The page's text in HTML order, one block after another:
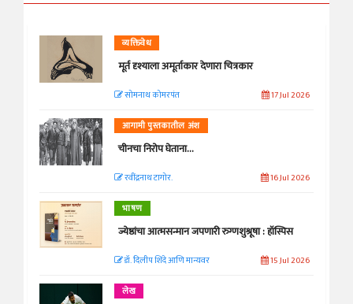
व्यक्तिवेध
मूर्त दृश्याला अमूर्ताकार देणारा चित्रकार
सोमनाथ कोमरपंत 17 Jul 2026
आगामी पुस्तकातील अंश
चीनचा निरोप घेताना...
रवींद्रनाथ टागोर. 16 Jul 2026
भाषण
ज्येष्ठांचा आत्मसन्मान जपणारी रुग्णशुश्रूषा : हॉस्पिस
डॉ. दिलीप शिंदे आणि मान्यवर 15 Jul 2026
लेख